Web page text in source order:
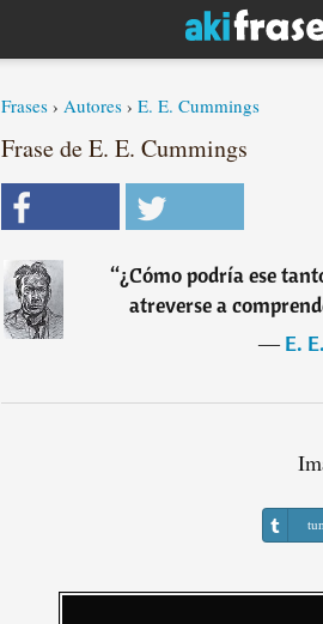
Frases › Autores › E. E. Cummings
Frase de E. E. Cummings
“¿Cómo podría ese
atreverse a
―E.